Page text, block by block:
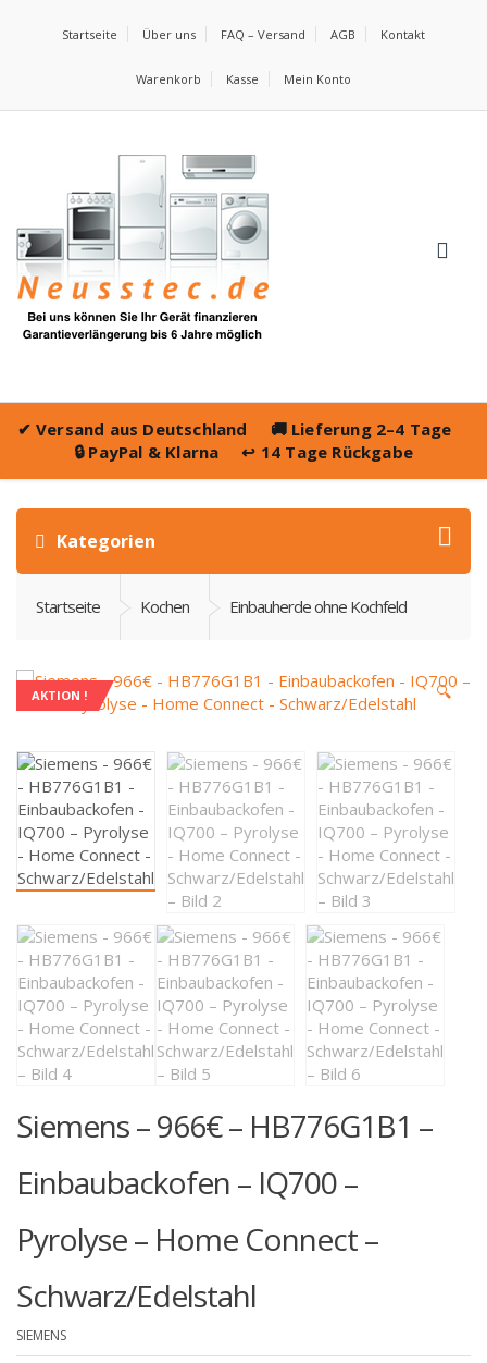
Startseite Über uns FAQ – Versand AGB Kontakt
Warenkorb Kasse Mein Konto
✔ Versand aus Deutschland 🚚 Lieferung 2–4 Tage
🔒 PayPal & Klarna ↩️ 14 Tage Rückgabe
Kategorien
Startseite Kochen Einbauherde ohne Kochfeld
AKTION ! 🔍
Siemens – 966€ – HB776G1B1 –
Einbaubackofen – IQ700 –
Pyrolyse – Home Connect –
Schwarz/Edelstahl
SIEMENS